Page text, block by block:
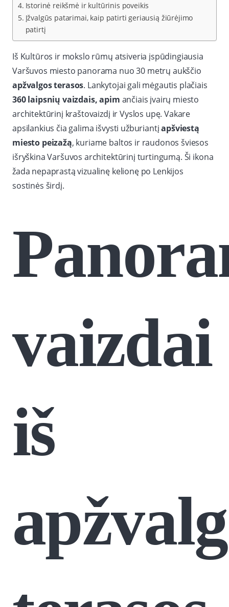
Istorinė reikšmė ir kultūrinis poveikis
Įžvalgūs patarimai, kaip patirti geriausią žiūrėjimo
patirtį
Iš Kultūros ir mokslo rūmų atsiveria įspūdingiausia
Varšuvos miesto panorama nuo 30 metrų aukščio
apžvalgos terasos. Lankytojai gali mėgautis plačiais
360 laipsnių vaizdais, apim ančiais įvairų miesto
architektūrinį kraštovaizdį ir Vyslos upę. Vakare
apsilankius čia galima išvysti užburiantįapšviestą
miesto peizažą, kuriame baltos ir raudonos šviesos
išryškina Varšuvos architektūrinį turtingumą. Ši ikona
žada nepaprastą vizualinę kelionę po Lenkijos
sostinės širdį.
vaizdai
iš